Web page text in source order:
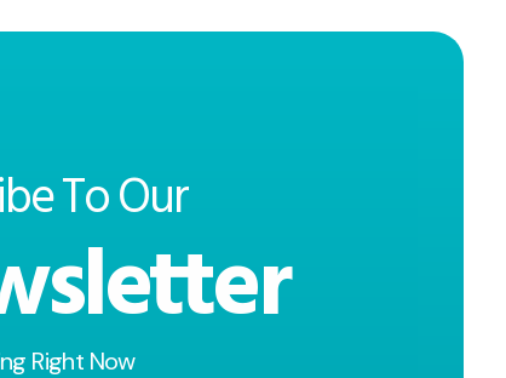
To Our
Right Now